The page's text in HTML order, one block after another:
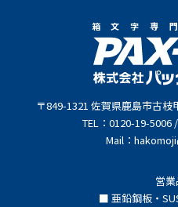
箱文字専
〒849-1321 佐賀県鹿島市古枝
TEL：0120-19-5006
Mail：
営業
■ 亜鉛鋼板・